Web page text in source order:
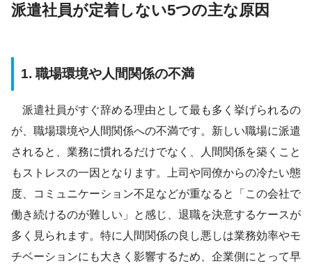
派遣社員が定着しない5つの主な原因
1. 職場環境や人間関係の不満
派遣社員がすぐ辞める理由として最も多く挙げられるの
が、職場環境や人間関係への不満です。新しい職場に派遣
されると、業務に慣れるだけでなく、人間関係を築くこと
もストレスの一因となります。上司や同僚からの冷たい態
度、コミュニケーション不足などが重なると「この会社で
働き続けるのが難しい」と感じ、退職を決意するケースが
多く見られます。特に人間関係の良し悪しは業務効率やモ
チベーションにも大きく影響するため、企業側にとって早